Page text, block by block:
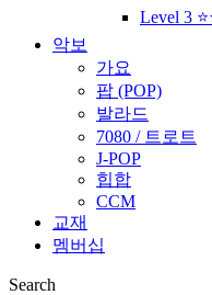
Level 3
악보
가요
팝 (POP)
발라드
7080 / 트로트
J-POP
힙합
CCM
교재
멤버십
Search